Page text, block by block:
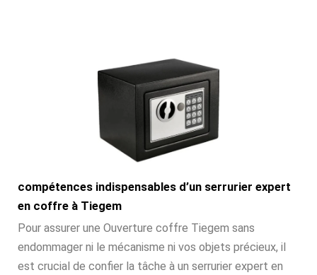
compétences indispensables d’un serrurier expert
en coffre à Tiegem
Pour assurer une Ouverture coffre Tiegem sans
endommager ni le mécanisme ni vos objets précieux, il
est crucial de confier la tâche à un serrurier expert en